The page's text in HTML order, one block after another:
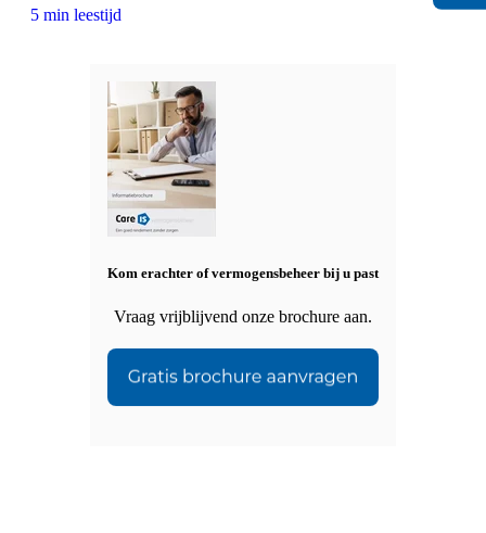
5 min leestijd
Kom erachter of vermogensbeheer bij u past
Vraag vrijblijvend onze brochure aan.